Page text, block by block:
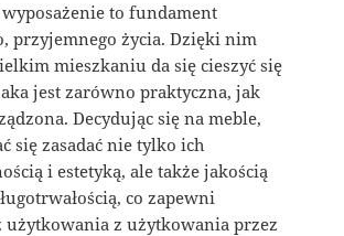
to fundament
przyjemnego życia. Dzięki nim
mieszkaniu da się cieszyć się
jest zarówno praktyczna, jak
Decydując się na meble,
się zasadać nie tylko ich
i estetyką, ale także jakością
co zapewni
użytkowania z użytkowania przez